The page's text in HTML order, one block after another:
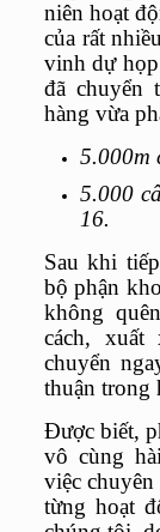
niên hoạt
của rất
vinh dự họp
đã chuyển
hàng vừa
5.000m
5.000
16.
Sau khi
bộ phận
không
cách,
chuyển
thuận trong
Được biết,
vô cùng
việc
từng hoạt